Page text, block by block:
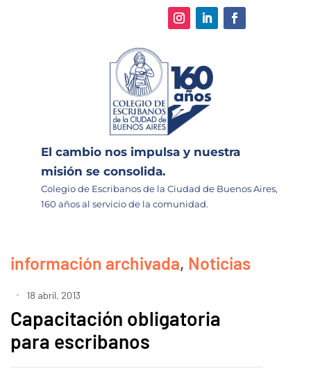
El cambio nos impulsa y nuestra
misión se consolida.
Colegio de Escribanos de la Ciudad de Buenos Aires,
160 años al servicio de la comunidad.
información archivada, Noticias
18 abril, 2013
Capacitación obligatoria
para escribanos